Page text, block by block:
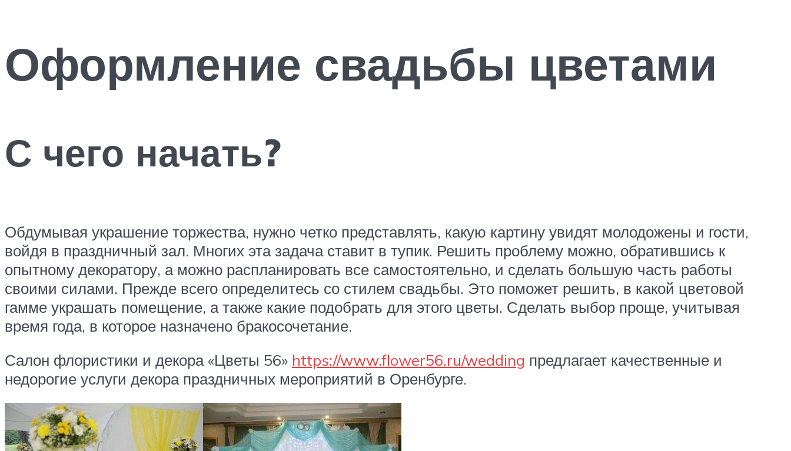
Оформление свадьбы цветами
С чего начать?
Обдумывая украшение торжества, нужно четко представлять, какую картину увидят молодожены и гости,
войдя в праздничный зал. Многих эта задача ставит в тупик. Решить проблему можно, обратившись к
опытному декоратору, а можно распланировать все самостоятельно, и сделать большую часть работы
своими силами. Прежде всего определитесь со стилем свадьбы. Это поможет решить, в какой цветовой
гамме украшать помещение, а также какие подобрать для этого цветы. Сделать выбор проще, учитывая
время года, в которое назначено бракосочетание.
Салон флористики и декора «Цветы 56» https://www.flower56.ru/wedding предлагает качественные и
недорогие услуги декора праздничных мероприятий в Оренбурге.